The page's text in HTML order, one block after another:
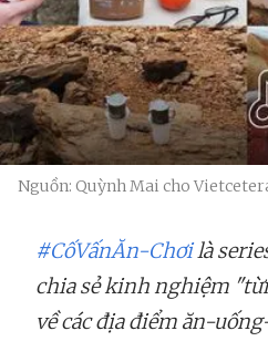
Nguồn: Quỳnh Mai cho
#CốVấnĂn-Chơilà
chia sẻ kinh nghiệm
về các địa điểm ăn-